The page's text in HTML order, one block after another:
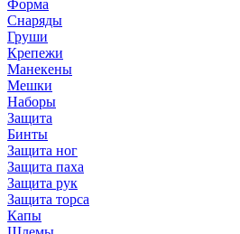
Форма
Снаряды
Груши
Крепежи
Манекены
Мешки
Наборы
Защита
Бинты
Защита ног
Защита паха
Защита рук
Защита торса
Капы